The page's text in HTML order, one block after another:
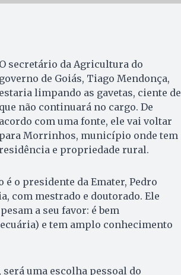
O secretário da Agricultura do
governo de Goiás, Tiago Mendonça,
estaria limpando as gavetas, ciente de
que não continuará no cargo. De
acordo com uma fonte, ele vai voltar
para Morrinhos, município onde tem
e propriedade rural.
o presidente da Emater, Pedro
com mestrado e doutorado. Ele
a seu favor: é bem
e tem amplo conhecimento
uma escolha pessoal do